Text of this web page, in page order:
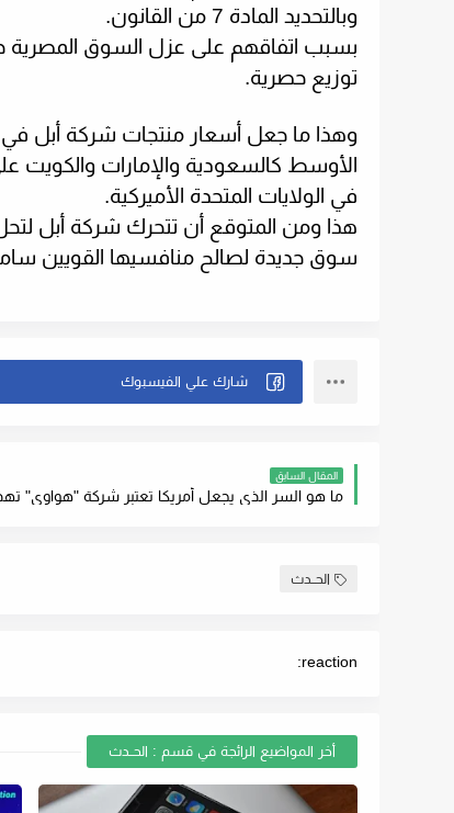
وبالتحديد المادة 7 من القانون.
بسبب اتفاقهم على عزل السوق المصرية
توزيع حصرية.
وهذا ما جعل أسعار منتجات شركة أبل
الأوسط كالسعودية والإمارات والكويت
في الولايات المتحدة الأميركية.
هذا ومن المتوقع أن تتحرك شركة أبل
سوق جديدة لصالح منافسيها القويين
المقال السابق
ما هو السر الذي يجعل أمريكا تعتبر شركة "هواوي"
الحــدث
reaction:
أخر المواضيع الرائجة في قسم : الحــدث